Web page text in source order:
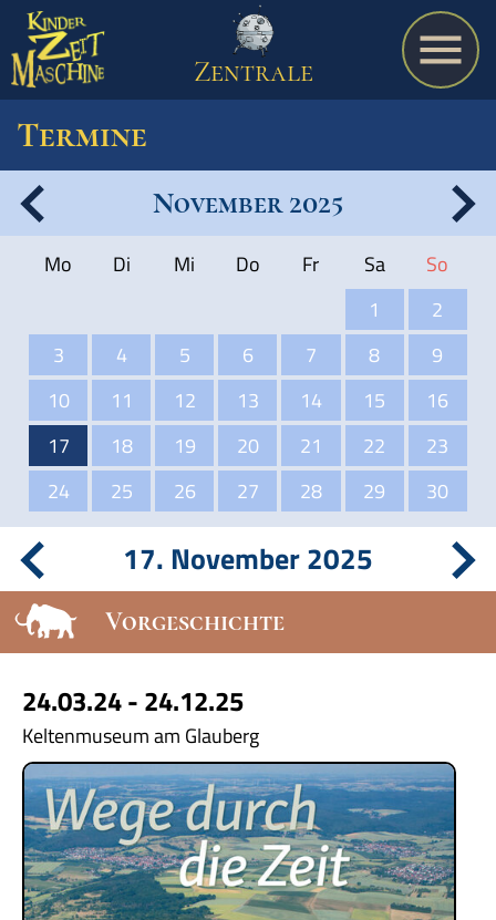
Spiel
Termine
Schulmaterialien
Zentrale
Termine
November 2025
Mo Di Mi Do Fr Sa
So
1
2
3
4 5 6 7 8
9
10
11 12 13 14 15
16
17
18 19 20 21 22
23
24
25 26 27 28 29 30
17. November 2025
Vorgeschichte
24.03.24 - 24.12.25
Keltenmuseum am Glauberg